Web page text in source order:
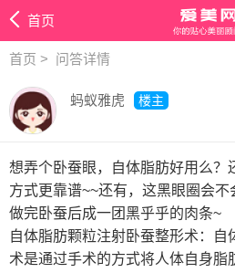
首页
首页 > 问答详情
蚂蚁雅虎 楼主
想弄个卧蚕眼，自体脂肪好用么？
方式更靠谱~~还有，这黑眼圈会
做完卧蚕后成一团黑乎乎的肉条~
自体脂肪颗粒注射卧蚕整形术：自
术是通过手术的方式将人体自身脂